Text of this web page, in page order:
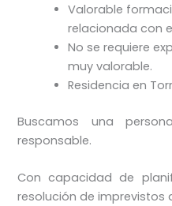
Valorable
relacionada con
No se requiere
muy valorable.
Residencia en
Buscamos una
responsable.
Con capacidad de
resolución de imprevistos